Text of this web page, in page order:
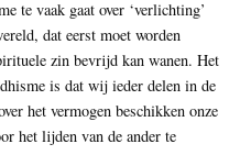
te vaak gaat over ‘verlichting’
dat eerst moet worden
zin bevrijd kan wanen. Het
is dat wij ieder delen in de
het vermogen beschikken onze
het lijden van de ander te